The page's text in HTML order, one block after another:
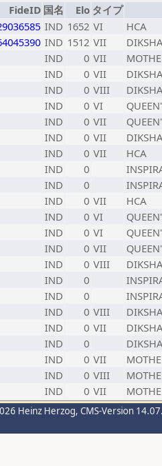
FideID 国名 Elo タイプ
IND 1652 VI
HCA
IND 1512 VII
IND 0 VII
IND 0 VII
IND 0 VIII
IND 0 VI
IND 0 VII
IND 0 VII
IND 0 VII
HCA
IND 0
IND 0
IND 0 VII
HCA
IND 0 VI
IND 0 VI
IND 0 VII
IND 0 VIII
IND 0
IND 0
IND 0 VIII
IND 0 VII
IND 0
IND 0 VII
IND 0 VIII
IND 0 VII
Heinz Herzog, CMS-Version